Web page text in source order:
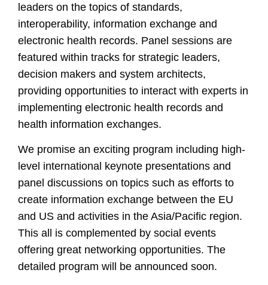
leaders on the topics of standards,
interoperability, information exchange and
electronic health records. Panel sessions are
featured within tracks for strategic leaders,
decision makers and system architects,
providing opportunities to interact with experts in
implementing electronic health records and
health information exchanges.
We promise an exciting program including high-
level international keynote presentations and
panel discussions on topics such as efforts to
create information exchange between the EU
and US and activities in the Asia/Pacific region.
This all is complemented by social events
offering great networking opportunities. The
detailed program will be announced soon.